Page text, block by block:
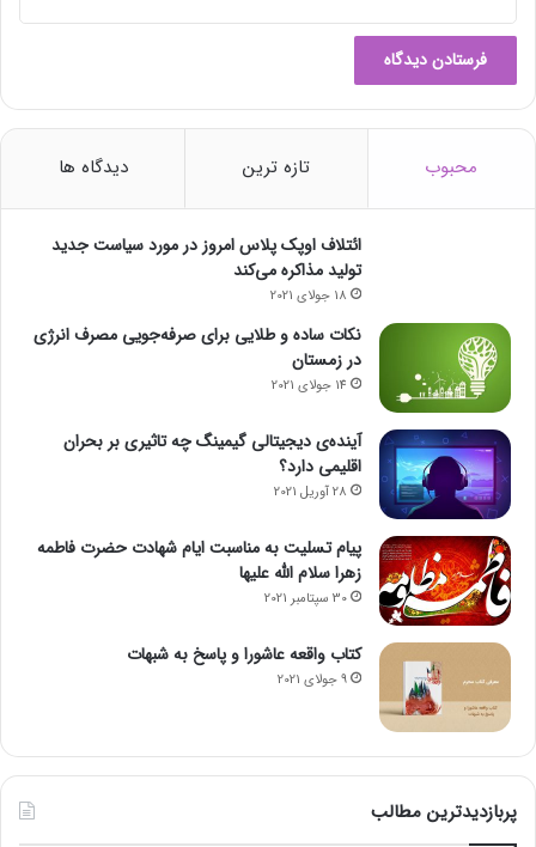
محبوب تازه ترین دیدگاه ها
ائتلاف اوپک پلاس امروز در مورد سیاست جدید
تولید مذاکره می‌کند
18 جولای 2021
نکات ساده و طلایی برای صرفه‌جویی مصرف انرژی
در زمستان
14 جولای 2021
آینده‌ی دیجیتالی گیمینگ چه تاثیری بر بحران
اقلیمی دارد؟
28 آوریل 2021
پیام تسلیت به مناسبت ایام شهادت حضرت فاطمه
زهرا سلام الله علیها
30 سپتامبر 2021
کتاب واقعه عاشورا و پاسخ به شبهات
9 جولای 2021
پربازدیدترین مطالب